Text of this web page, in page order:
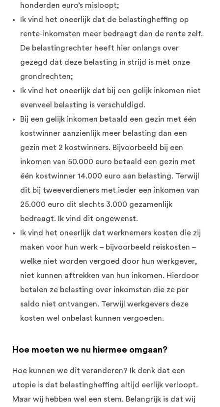
honderden euro’s misloopt;
Ik vind het oneerlijk dat de belastingheffing op
rente-inkomsten meer bedraagt dan de rente zelf.
De belastingrechter heeft hier onlangs over
gezegd dat deze belasting in strijd is met onze
grondrechten;
Ik vind het oneerlijk dat bij een gelijk inkomen niet
evenveel belasting is verschuldigd.
Bij een gelijk inkomen betaald een gezin met één
kostwinner aanzienlijk meer belasting dan een
gezin met 2 kostwinners. Bijvoorbeeld bij een
inkomen van 50.000 euro betaald een gezin met
één kostwinner 14.000 euro aan belasting. Terwijl
dit bij tweeverdieners met ieder een inkomen van
25.000 euro dit slechts 3.000 gezamenlijk
bedraagt. Ik vind dit ongewenst.
Ik vind het oneerlijk dat werknemers kosten die zij
maken voor hun werk – bijvoorbeeld reiskosten –
welke niet worden vergoed door hun werkgever,
niet kunnen aftrekken van hun inkomen. Hierdoor
betalen ze belasting over inkomsten die ze per
saldo niet ontvangen. Terwijl werkgevers deze
kosten wel onbelast kunnen vergoeden.
Hoe moeten we nu hiermee omgaan?
Hoe kunnen we dit veranderen? Ik denk dat een
utopie is dat belastingheffing altijd eerlijk verloopt.
Maar wij hebben wel een stem. Belangrijk is dat wij